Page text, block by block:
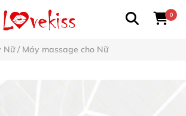
0
Nữ/ Máy massage cho Nữ